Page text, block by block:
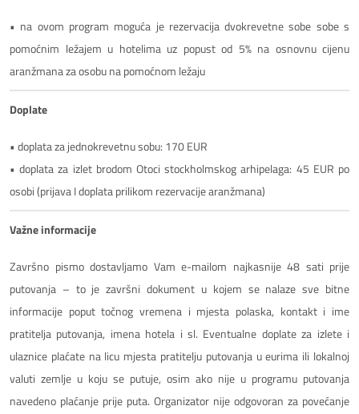
• na ovom program moguća je rezervacija dvokrevetne sobe sobe s
pomoćnim ležajem u hotelima uz popust od 5% na osnovnu cijenu
aranžmana za osobu na pomoćnom ležaju
Doplate
• doplata za jednokrevetnu sobu: 170 EUR
• doplata za izlet brodom Otoci stockholmskog arhipelaga: 45 EUR po
osobi (prijava I doplata prilikom rezervacije aranžmana)
Važne informacije
Završno pismo dostavljamo Vam e-mailom najkasnije 48 sati prije
putovanja – to je završni dokument u kojem se nalaze sve bitne
informacije poput točnog vremena i mjesta polaska, kontakt i ime
pratitelja putovanja, imena hotela i sl. Eventualne doplate za izlete i
ulaznice plaćate na licu mjesta pratitelju putovanja u eurima ili lokalnoj
valuti zemlje u koju se putuje, osim ako nije u programu putovanja
navedeno plaćanje prije puta. Organizator nije odgovoran za povećanje